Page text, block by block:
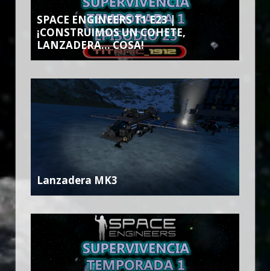
SPACE ENGINEERS T1 E23 |
¡CONSTRUIMOS UN COHETE,
LANZADERA… COSA!
Lanzadera MK3